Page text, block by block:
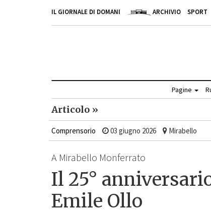
IL GIORNALE DI DOMANI ARCHIVIO SPORT
Pagine
Articolo »
Comprensorio 03 giugno 2026 Mirabello
A Mirabello Monferrato
Il 25°
Emile Ollo